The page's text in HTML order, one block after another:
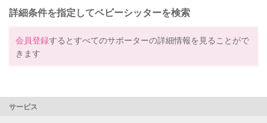
詳細条件を指定してベビーシッターを検索
会員登録するとすべてのサポーターの詳細情報を見ることがで
きます
サービス